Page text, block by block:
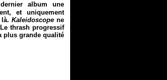
album une
et uniquement
là.Kaleidoscopene
thrash progressif
plus grande qualité